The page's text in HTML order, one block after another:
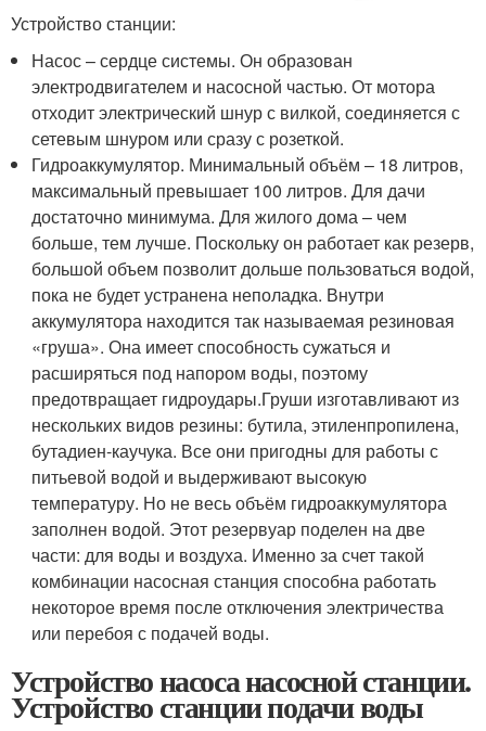
Устройство станции:
Насос – сердце системы. Он образован
электродвигателем и насосной частью. От мотора
отходит электрический шнур с вилкой, соединяется с
сетевым шнуром или сразу с розеткой.
Гидроаккумулятор. Минимальный объём – 18 литров,
максимальный превышает 100 литров. Для дачи
достаточно минимума. Для жилого дома – чем
больше, тем лучше. Поскольку он работает как резерв,
большой объем позволит дольше пользоваться водой,
пока не будет устранена неполадка. Внутри
аккумулятора находится так называемая резиновая
«груша». Она имеет способность сужаться и
расширяться под напором воды, поэтому
предотвращает гидроудары.Груши изготавливают из
нескольких видов резины: бутила, этиленпропилена,
бутадиен-каучука. Все они пригодны для работы с
питьевой водой и выдерживают высокую
температуру. Но не весь объём гидроаккумулятора
заполнен водой. Этот резервуар поделен на две
части: для воды и воздуха. Именно за счет такой
комбинации насосная станция способна работать
некоторое время после отключения электричества
или перебоя с подачей воды.
Устройство насоса насосной станции.
Устройство станции подачи воды